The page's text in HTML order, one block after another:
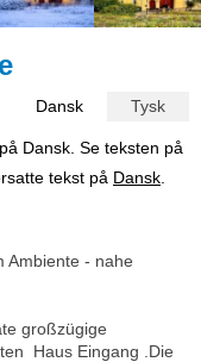
Dansk Tysk
Dansk. Se teksten på
tekst på Dansk
- nahe
großzügige
Haus Eingang .Die